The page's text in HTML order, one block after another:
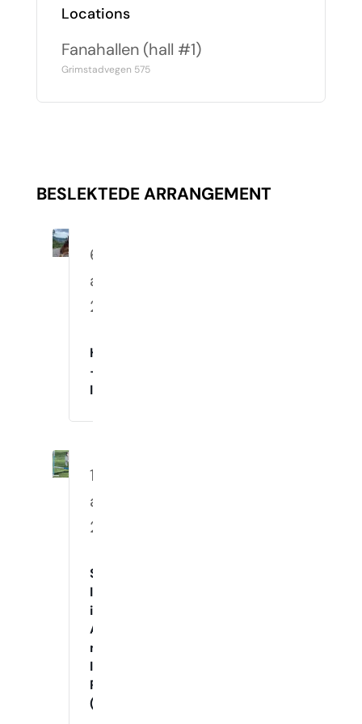
Locations
Fanahallen (hall #1)
Grimstadvegen 575
BESLEKTEDE ARRANGEMENT
6.
august
2026
Hverdagslydighet
–
Innetrening
10.
august
2026
Spennende
Innetrening
i
Agility
med
Instruktør
Raymond
(Mandager)